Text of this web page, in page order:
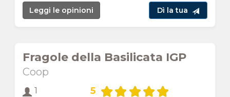
Leggi le opinioni Dì la tua
Fragole della Basilicata IGP
Coop
1 5